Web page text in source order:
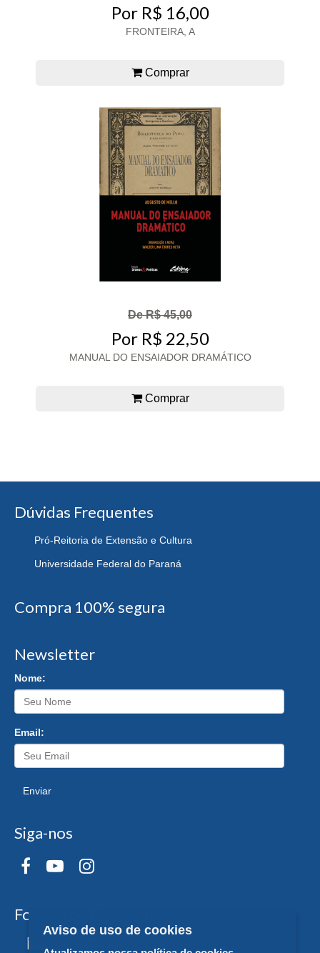
Por R$ 16,00
FRONTEIRA, A
Comprar
De R$ 45,00
Por R$ 22,50
MANUAL DO ENSAIADOR DRAMÁTICO
Comprar
Dúvidas Frequentes
Pró-Reitoria de Extensão e Cultura
Universidade Federal do Paraná
Compra 100% segura
Newsletter
Nome:
Email:
Enviar
Siga-nos
Formas de Pagamento
Aviso de uso de cookies